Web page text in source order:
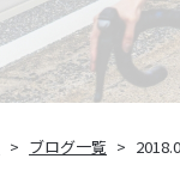
ブログ一覧